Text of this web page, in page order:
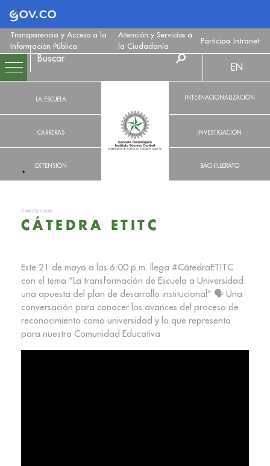
Logo Gobierno de Colombia
Transparencia y Acceso a la
Información Pública
Atención y Servicios a
la Ciudadanía
Participa Intranet
LA ESCUELA
CARRERAS
EXTENSIÓN
EN
INTERNACIONALIZACIÓN
INVESTIGACIÓN
BACHILLERATO
21 MAY. 2026 18:00:00
CÁTEDRA ETITC
Este 21 de mayo a las 6:00 p.m. llega #CátedraETITC
con el tema “La transformación de Escuela a Universidad:
una apuesta del plan de desarrollo institucional” 🗣️ Una
conversación para conocer los avances del proceso de
reconocimiento como universidad y lo que representa
para nuestra Comunidad Educativa